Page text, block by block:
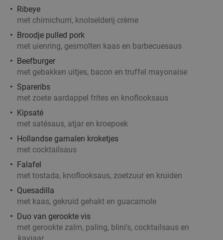
Entree Amsterdam Icebar (45 min) + 3
drankjes
Amsterdam Icebar
Amsterdam
Verkocht: 272 Regulier
3-gangen keuzediner bij Titus Parrilla aan het
Rembrandtplein
Titus Parrilla
Amsterdam
Verkocht: 37
Ribeye
met chimichurri, knolselderij crème
Broodje pulled pork
met uienring, gesmolten kaas en barbecuesaus
Beefburger
met gebakken uitjes, bacon en truffel mayonaise
Spareribs
met zoete aardappel frites en knoflooksaus
Kipsaté
met satésaus, atjar en kroepoek
Hollandse garnalen kroketjes
met cocktailsaus
Falafel
met tostada, knoflooksaus, zoetzuur en kruiden
Quesadilla
met kaas, gekruid gehakt en guacamole
Duo van gerookte vis
met gerookte zalm, paling, blini's, cocktailsaus en